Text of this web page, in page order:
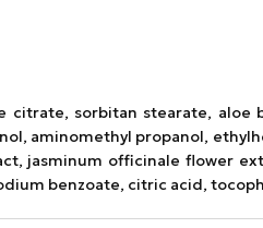
citrate, sorbitan stearate, aloe
aminomethyl propanol,
jasminum officinale flower
benzoate, citric acid,